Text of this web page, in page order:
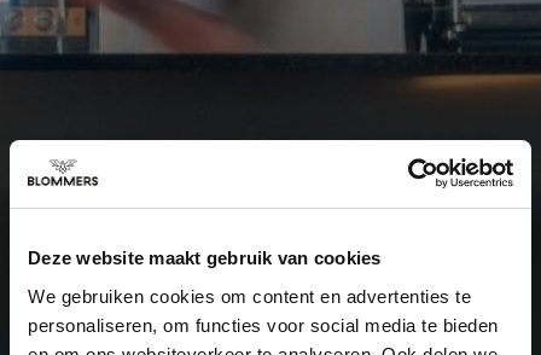
Deze website maakt gebruik van cookies
We gebruiken cookies om content en advertenties te
personaliseren, om functies voor social media te bieden